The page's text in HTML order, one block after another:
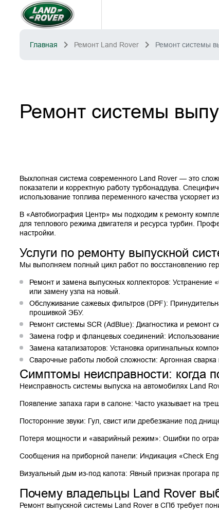
Главная Ремонт Land Rover Ремонт системы
Ремонт системы
Выхлопная система современного Land Rover — это
показатели и корректную работу турбонаддува.
использование топлива переменного качества ускоряет
В «Автобиография Центр» мы подходим к ремонту
для теплового режима двигателя и ресурса турбин.
настройки.
Услуги по ремонту выпускной
Мы выполняем полный цикл работ по восстановлению
Ремонт и замена выпускных коллекторов:
или замену узла на новый.
Обслуживание сажевых фильтров (DPF):
прошивкой ЭБУ.
Ремонт системы SCR (AdBlue): Диагностика и ремонт
Замена гофр и фланцевых соединений:
Замена катализаторов: Установка оригинальных
Сварочные работы любой сложности: Аргонная
Симптомы неисправности: когда
Неисправность системы выпуска на автомобилях Land
Появление запаха гари в салоне: Часто указывает на
Посторонние звуки: Гул, свист или дребезжание под
Потеря мощности и «аварийный режим»: Ошибки по
Сообщения на приборной панели: Индикация «Check
Визуальный дым из-под капота: Явный признак прогара
Почему владельцы Land Rover
Ремонт выпускной системы Land Rover в СПб требует